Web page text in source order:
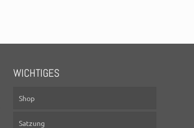
WICHTIGES
Shop
Satzung